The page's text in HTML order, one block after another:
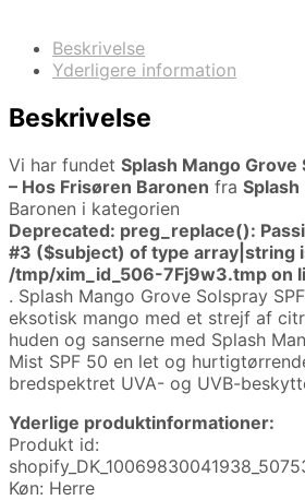
Beskrivelse
Yderligere information
Beskrivelse
Vi har fundet Splash Mango
– Hos Frisøren Baronen fra Splash
Baronen i kategorien
Deprecated: preg_replace():
#3 ($subject) of type array|string
/tmp/xim_id_506-7Fj9w3.tmp on
. Splash Mango Grove Solspray
eksotisk mango med et strejf af
huden og sanserne med Splash
Mist SPF 50 en let og
bredspektret UVA- og UVB-
Yderlige produktinformationer:
Produkt id:
Køn: Herre